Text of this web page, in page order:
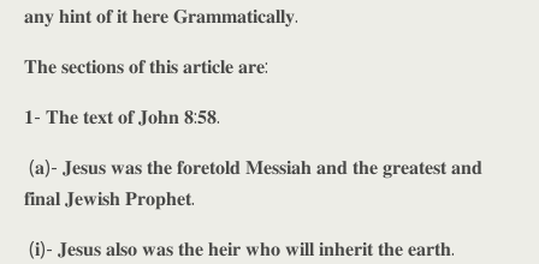
𝐚𝐧𝐲 𝐡𝐢𝐧𝐭 𝐨𝐟 𝐢𝐭 𝐡𝐞𝐫𝐞 𝐆𝐫𝐚𝐦𝐦𝐚𝐭𝐢𝐜𝐚𝐥𝐥𝐲.
𝐓𝐡𝐞 𝐬𝐞𝐜𝐭𝐢𝐨𝐧𝐬 𝐨𝐟 𝐭𝐡𝐢𝐬 𝐚𝐫𝐭𝐢𝐜𝐥𝐞 𝐚𝐫𝐞:
𝟏- 𝐓𝐡𝐞 𝐭𝐞𝐱𝐭 𝐨𝐟 𝐉𝐨𝐡𝐧 𝟖:𝟓𝟖.
(𝐚)- 𝐉𝐞𝐬𝐮𝐬 𝐰𝐚𝐬 𝐭𝐡𝐞 𝐟𝐨𝐫𝐞𝐭𝐨𝐥𝐝 𝐌𝐞𝐬𝐬𝐢𝐚𝐡 𝐚𝐧𝐝 𝐭𝐡𝐞 𝐠𝐫𝐞𝐚𝐭𝐞𝐬𝐭 𝐚𝐧𝐝
𝐟𝐢𝐧𝐚𝐥 𝐉𝐞𝐰𝐢𝐬𝐡 𝐏𝐫𝐨𝐩𝐡𝐞𝐭.
(𝐢)- 𝐉𝐞𝐬𝐮𝐬 𝐚𝐥𝐬𝐨 𝐰𝐚𝐬 𝐭𝐡𝐞 𝐡𝐞𝐢𝐫 𝐰𝐡𝐨 𝐰𝐢𝐥𝐥 𝐢𝐧𝐡𝐞𝐫𝐢𝐭 𝐭𝐡𝐞 𝐞𝐚𝐫𝐭𝐡.